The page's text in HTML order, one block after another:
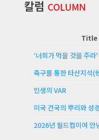
Title
‘너희가 먹을 것을 주
축구를 통한 타산지석(
인생의 VAR
미국 건국의 뿌리와 성
2026년 월드컵이여 안